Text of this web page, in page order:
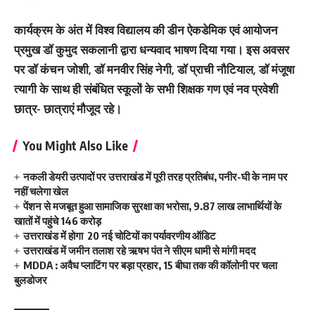
कार्यक्रम के अंत में विश्व विद्यालय की डीन ऐकडेमिक एवं आयोजन
प्रमुख डॉ कुमुद सकलानी द्वारा धन्यवाद भाषण दिया गया। इस अवसर
पर डॉ कंचन जोशी, डॉ मनवीर सिंह नेगी, डॉ प्राची नौटियाल, डॉ मंजूषा
त्यागी के साथ ही संबंधित स्कूलों के सभी शिक्षक गण एवं नव प्रवेशी
छात्र- छात्राएं मौजूद रहे।
You Might Also Like
नकली डेयरी उत्पादों पर उत्तराखंड में पूरी तरह प्रतिबंध, पनीर-घी के नाम पर
नहीं चलेगा खेल
पेंशन से मजबूत हुआ सामाजिक सुरक्षा का भरोसा, 9.87 लाख लाभार्थियों के
खातों में पहुंचे 146 करोड़
उत्तराखंड में होगा 20 नई चोटियों का पर्यावरणीय ऑडिट
उत्तराखंड में जमीन तलाश रहे ऋषभ पंत ने सीएम धामी से मांगी मदद
MDDA : अवैध प्लाटिंग पर बड़ा प्रहार, 15 बीघा तक की कॉलोनी पर चला
बुलडोजर